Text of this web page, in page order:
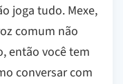
joga tudo. Mexe,
comum não
então você tem
conversar com